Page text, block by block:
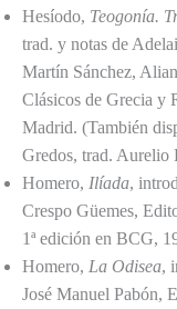
Hesíodo, Teogonía.
trad. y notas de
Martín Sánchez,
Clásicos de Grecia y
Madrid. (También
Gredos, trad. Aurelio
Homero, Ilíada,
Crespo Güemes,
1ª edición en BCG,
Homero, La Odisea,
José Manuel Pabón,